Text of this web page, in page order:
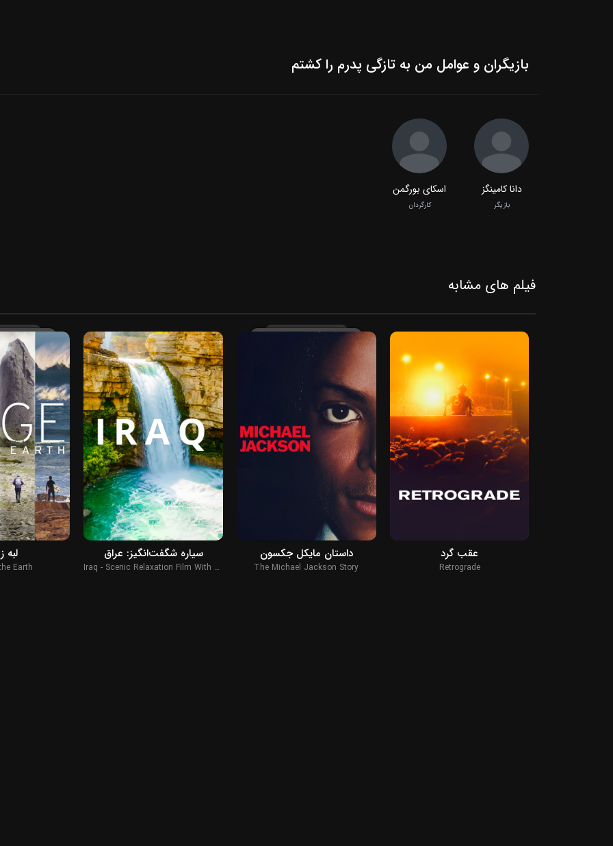
بازیگران و عوامل من به تازگی پدرم را کشتم
دانا کامینگز
بازیگر
اسکای بورگمن
کارگردان
فیلم‌ های مشابه
عقب گرد
Retrograde
داستان مایکل جکسون
The Michael Jackson Story
2026
سیاره شگفت‌انگیز: عراق
Iraq - Scenic Relaxation Film With Calming Music
2022
لبه
Earth